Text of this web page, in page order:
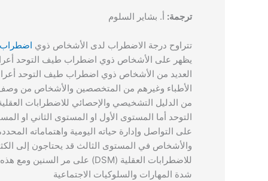
ترجمة: أ. بشاير السلوم
تتراوح درجة الاضطراب لدى الأشخاص ذوي
يظهر على الأشخاص ذوي اضطراب طيف التوحد
العديد من الأشخاص ذوي اضطراب طيف التوحد
الأطباء وغيرهم من المتخصصين والأشخاص من
التوحد أما المستوى الأول او المستوى الثاني او
على التواصل وإدارة حياته اليومية واهتماماته
والأشخاص في المستوى الثالث قد يحتاجون إلى
شدة المهارات والسلوكيات الاجتماعية